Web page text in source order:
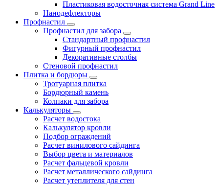
Пластиковая водосточная система Grand Line
Нанодефлекторы
Профнастил
Профнастил для забора
Стандартный профнастил
Фигурный профнастил
Декоративные столбы
Стеновой профнастил
Плитка и бордюры
Тротуарная плитка
Бордюрный камень
Колпаки для забора
Калькуляторы
Расчет водостока
Калькулятор кровли
Подбор ограждений
Расчет винилового сайдинга
Выбор цвета и материалов
Расчет фальцевой кровли
Расчет металлического сайдинга
Расчет утеплителя для стен